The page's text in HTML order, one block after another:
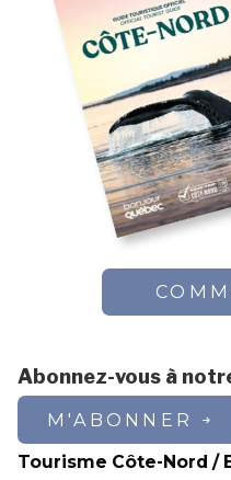
Abonnez-vous à
M'ABONNER
Tourisme Côte-Nord /